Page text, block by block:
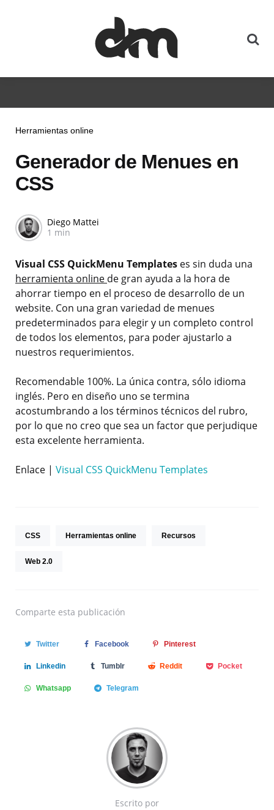
Herramientas online
Generador de Menues en
CSS
Diego Mattei
1 min
Visual CSS QuickMenu Templates es sin duda una
herramienta online de gran ayuda a la hora de
ahorrar tiempo en el proceso de desarrollo de un
website. Con una gran variedad de menues
predeterminados para elegir y un completo control
de todos los elementos, para poder ajustarlo a
nuestros requerimientos.
Recomendable 100%. La única contra, sólo idioma
inglés. Pero en diseño uno se termina
acostumbrando a los términos técnicos del rubro,
por lo que no creo que sea un factor que perjudique
esta excelente herramienta.
Enlace | Visual CSS QuickMenu Templates
CSS Herramientas online Recursos
Web 2.0
Comparte esta publicación
Twitter Facebook Pinterest
Linkedin Tumblr Reddit Pocket
Whatsapp Telegram
Escrito por